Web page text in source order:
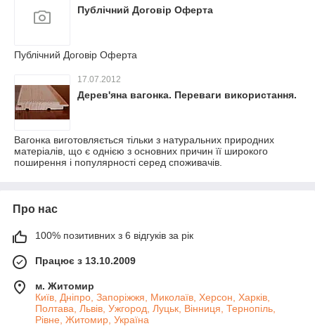
Публічний Договір Оферта
Публічний Договір Оферта
17.07.2012
Дерев'яна вагонка. Переваги використання.
Вагонка виготовляється тільки з натуральних природних
матеріалів, що є однією з основних причин її широкого
поширення і популярності серед споживачів.
Про нас
100% позитивних з 6 відгуків за рік
Працює з 13.10.2009
м. Житомир
Київ, Дніпро, Запоріжжя, Миколаїв, Херсон, Харків,
Полтава, Львів, Ужгород, Луцьк, Вінниця, Тернопіль,
Рівне, Житомир, Україна